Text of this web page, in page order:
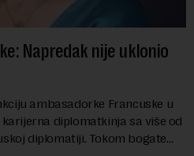
Napredak nije uklonio
ambasadorke Francuske u
diplomatkinja sa više od
diplomatiji. Tokom bogate